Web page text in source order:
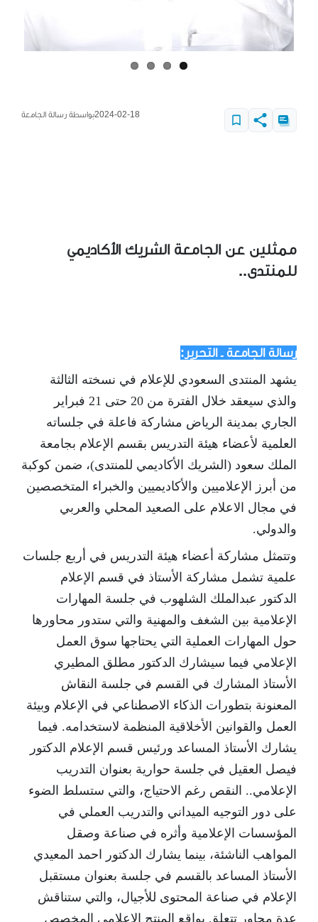
2024-02-18بواسطة رسالة الجامعة
ممثلين عن الجامعة الشريك الأكاديمي
للمنتدى..
رسالة الجامعة ـ التحرير:
يشهد المنتدى السعودي للإعلام في نسخته الثالثة
والذي سيعقد خلال الفترة من 20 حتى 21 فبراير
الجاري بمدينة الرياض مشاركة فاعلة في جلساته
العلمية لأعضاء هيئة التدريس بقسم الإعلام بجامعة
الملك سعود (الشريك الأكاديمي للمنتدى)، ضمن كوكبة
من أبرز الإعلاميين والأكاديميين والخبراء المتخصصين
في مجال الاعلام على الصعيد المحلي والعربي
والدولي.
وتتمثل مشاركة أعضاء هيئة التدريس في أربع جلسات
علمية تشمل مشاركة الأستاذ في قسم الإعلام
الدكتور عبدالملك الشلهوب في جلسة المهارات
الإعلامية بين الشغف والمهنية والتي ستدور محاورها
حول المهارات العملية التي يحتاجها سوق العمل
الإعلامي فيما سيشارك الدكتور مطلق المطيري
الأستاذ المشارك في القسم في جلسة النقاش
المعنونة بتطورات الذكاء الاصطناعي في الإعلام وبيئة
العمل والقوانين الأخلاقية المنظمة لاستخدامه. فيما
يشارك الأستاذ المساعد ورئيس قسم الإعلام الدكتور
فيصل العقيل في جلسة حوارية بعنوان التدريب
الإعلامي.. النقص رغم الاحتياج، والتي ستسلط الضوء
على دور التوجيه الميداني والتدريب العملي في
المؤسسات الإعلامية وأثره في صناعة وصقل
المواهب الناشئة، بينما يشارك الدكتور احمد المعيدي
الأستاذ المساعد بالقسم في جلسة بعنوان مستقبل
الإعلام في صناعة المحتوى للأجيال، والتي ستناقش
عدة محاور تتعلق بواقع المنتج الإعلامي المخصص